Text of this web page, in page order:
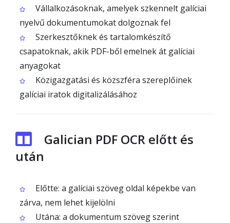
Vállalkozásoknak, amelyek szkennelt galíciai
nyelvű dokumentumokat dolgoznak fel
Szerkesztőknek és tartalomkészítő
csapatoknak, akik PDF-ből emelnek át galíciai
anyagokat
Közigazgatási és közszféra szereplőinek
galíciai iratok digitalizálásához
Galician PDF OCR előtt és
után
Előtte: a galíciai szöveg oldal képekbe van
zárva, nem lehet kijelölni
Utána: a dokumentum szöveg szerint